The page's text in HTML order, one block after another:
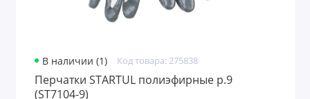
В наличии (1) Код товара: 275838
Перчатки STARTUL полиэфирные р.9
(ST7104-9)